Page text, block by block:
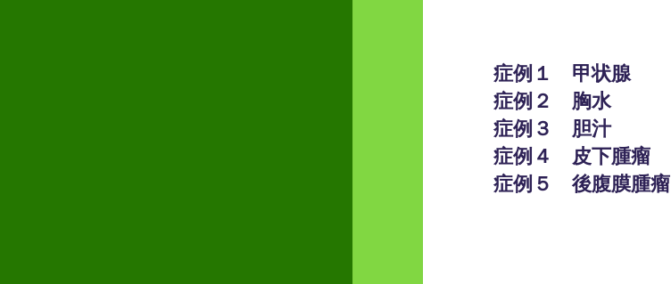
症例１ 甲状腺
症例２ 胸水
症例３ 胆汁
症例４ 皮下腫瘤
症例５ 後腹膜腫瘤